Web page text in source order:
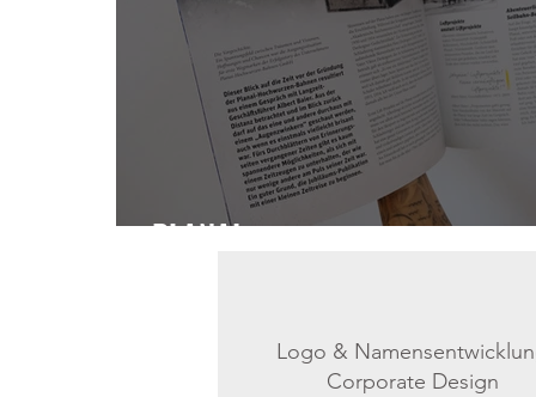
PLANAI
Logo &
Corporate Design